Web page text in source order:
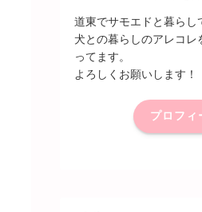
道東でサモエドと暮らし
犬との暮らしのアレコレ
ってます。
よろしくお願いします！
プロフィ